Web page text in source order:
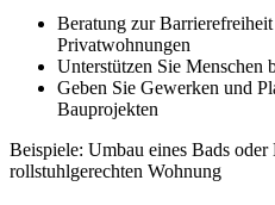
Beratung zur
Privatwohnungen
Unterstützen Sie Menschen
Geben Sie Gewerken und
Bauprojekten
Beispiele: Umbau eines Bads oder
rollstuhlgerechten Wohnung